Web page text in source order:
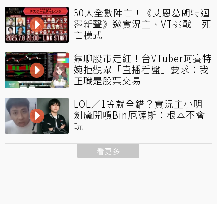
30人全數陣亡！《艾恩葛朗特迴
盪新聲》邀實況主、VT挑戰「死
亡模式」
靠聊股市走紅！台VTuber珂賽特
婉拒觀眾「直播看盤」要求：我
正職是股票交易
LOL／1等就全錯？實況主小明
劍魔開噴Bin厄薩斯：根本不會
玩
看更多